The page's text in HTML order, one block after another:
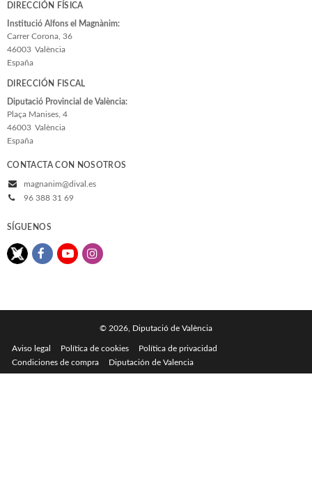
DIRECCIÓN FÍSICA
Institució Alfons el Magnànim:
Carrer Corona, 36
46003 València
España
DIRECCIÓN FISCAL
Diputació Provincial de València:
Plaça Manises, 4
46003 València
España
CONTACTA CON NOSOTROS
magnanim@dival.es
96 388 31 69
SÍGUENOS
© 2026, Diputació de València
Aviso legal Política de cookies
Política de privacidad
Condiciones de compra
Diputación de Valencia